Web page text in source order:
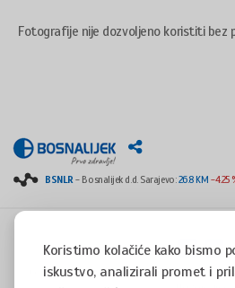
Koristimo kolačiće kako bismo
iskustvo, analizirali promet i
Fotografije nije dozvoljeno koristiti bez
BSNLR- Bosnalijek d.d. Sarajevo:26.8 KM -4.25
Copyright © 2008 - 2017 - All rights reserved -